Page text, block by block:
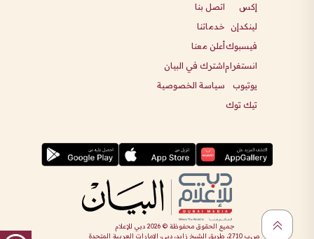
إكس
لينكدإن
فيسبوك
انستغرام
يوتيوب
تيك توك
اتصل بنا
خدماتنا
أعلن معنا
اشترك في البيان
سياسة الخصوصية
جميع الحقوق محفوظة ©2026 دبي للإعلام
ص.ب 2710، طريق الشيخ زايد، دبي، الإمارات العربية المتحدة